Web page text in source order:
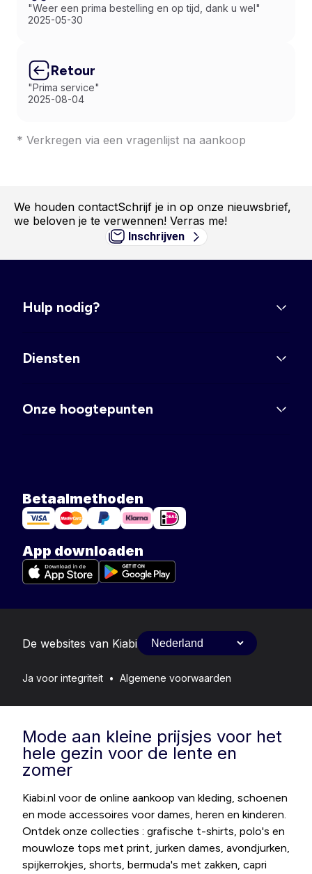
"Weer een prima bestelling en op tijd, dank u wel"
2025-05-30
Retour
"Prima service"
2025-08-04
* Verkregen via een vragenlijst na aankoop
We houden contactSchrijf je in op onze nieuwsbrief,
we beloven je te verwennen! Verras me!
Inschrijven
Hulp nodig?
Diensten
Onze hoogtepunten
Betaalmethoden
App downloaden
De websites van Kiabi
Ja voor integriteit • Algemene voorwaarden
Mode aan kleine prijsjes voor het
hele gezin voor de lente en
zomer
Kiabi.nl voor de online aankoop van kleding, schoenen
en mode accessoires voor dames, heren en kinderen.
Ontdek onze collecties : grafische t-shirts, polo's en
mouwloze tops met print, jurken dames, avondjurken,
spijkerrokjes, shorts, bermuda's met zakken, capri